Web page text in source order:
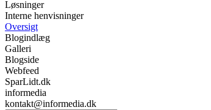
Løsninger
Interne henvisninger
Oversigt
Blogindlæg
Galleri
Blogside
Webfeed
SparLidt.dk
informedia
kontakt@informedia.dk